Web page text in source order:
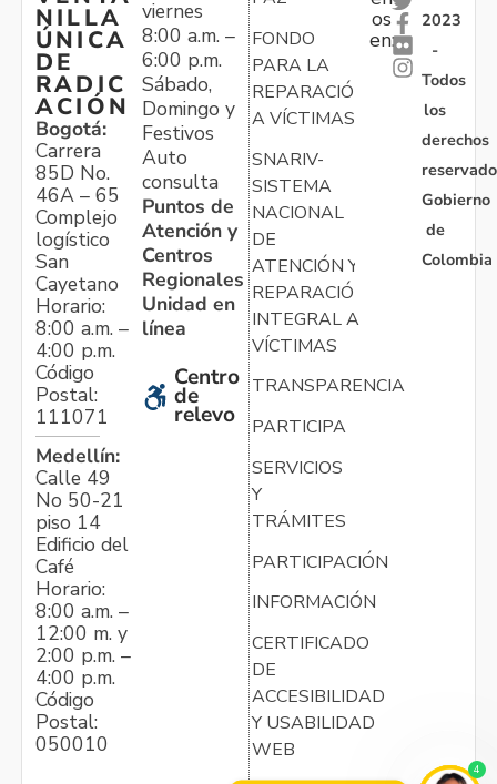
NILLA
ÚNICA
DE
RADIC
ACIÓN
Bogotá:
Carrera
85D No.
46A – 65
Complejo
logístico
San
Cayetano
Horario:
8:00 a.m. –
4:00 p.m.
Código
Postal:
111071
Medellín:
Calle 49
No 50-21
piso 14
Edificio del
Café
Horario:
8:00 a.m. –
12:00 m. y
2:00 p.m. –
4:00 p.m.
Código
Postal:
050010
viernes
8:00 a.m. –
6:00 p.m.
Sábado,
Domingo y
Festivos
Auto
consulta
Puntos de
Atención y
Centros
Regionales
Unidad en
línea
Centro
de
relevo
FONDO
PARA LA
REPARACIÓN
A VÍCTIMAS
SNARIV-
SISTEMA
NACIONAL
DE
ATENCIÓN Y
REPARACIÓN
INTEGRAL A
VÍCTIMAS
TRANSPARENCIA
PARTICIPA
SERVICIOS
Y
TRÁMITES
PARTICIPACIÓN
INFORMACIÓN
CERTIFICADO
DE
ACCESIBILIDAD
Y USABILIDAD
WEB
os
en:
2023
-
Todos
los
derechos
Gobierno
de
Colombia
4